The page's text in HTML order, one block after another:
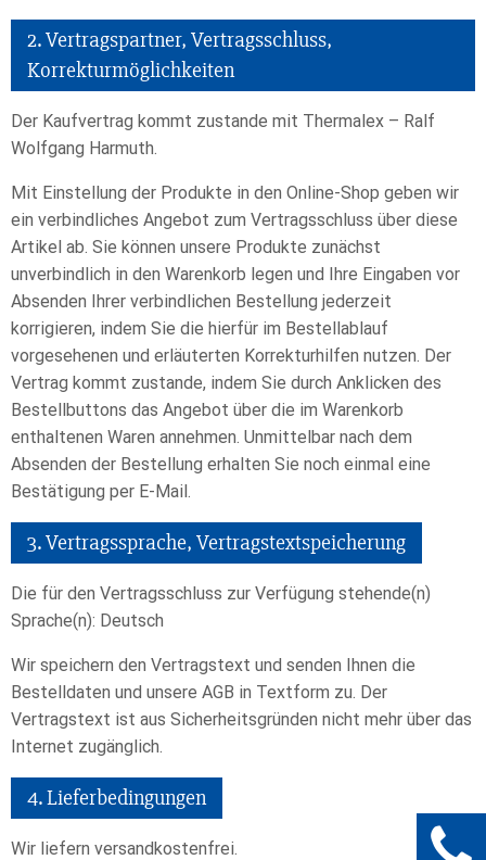
2. Vertragspartner, Vertragsschluss,
Korrekturmöglichkeiten
Der Kaufvertrag kommt zustande mit Thermalex – Ralf
Wolfgang Harmuth.
Mit Einstellung der Produkte in den Online-Shop geben wir
ein verbindliches Angebot zum Vertragsschluss über diese
Artikel ab. Sie können unsere Produkte zunächst
unverbindlich in den Warenkorb legen und Ihre Eingaben vor
Absenden Ihrer verbindlichen Bestellung jederzeit
korrigieren, indem Sie die hierfür im Bestellablauf
vorgesehenen und erläuterten Korrekturhilfen nutzen. Der
Vertrag kommt zustande, indem Sie durch Anklicken des
Bestellbuttons das Angebot über die im Warenkorb
enthaltenen Waren annehmen. Unmittelbar nach dem
Absenden der Bestellung erhalten Sie noch einmal eine
Bestätigung per E-Mail.
3. Vertragssprache, Vertragstextspeicherung
Die für den Vertragsschluss zur Verfügung stehende(n)
Sprache(n): Deutsch
Wir speichern den Vertragstext und senden Ihnen die
Bestelldaten und unsere AGB in Textform zu. Der
Vertragstext ist aus Sicherheitsgründen nicht mehr über das
Internet zugänglich.
4. Lieferbedingungen
Wir liefern versandkostenfrei.